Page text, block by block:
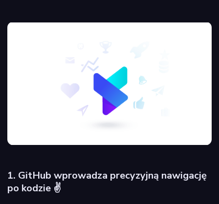
1. GitHub wprowadza precyzyjną nawigację
po kodzie ✌️